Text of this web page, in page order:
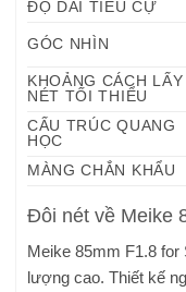
ĐỘ DÀI TIÊU CỰ
GÓC NHÌN
KHOẢNG CÁCH LẤY
NÉT TỐI THIỂU
CẤU TRÚC QUANG
HỌC
MÀNG CHẮN KHẨU
Đôi nét về Meike
Meike 85mm F1.8
lượng cao. Thiết kế